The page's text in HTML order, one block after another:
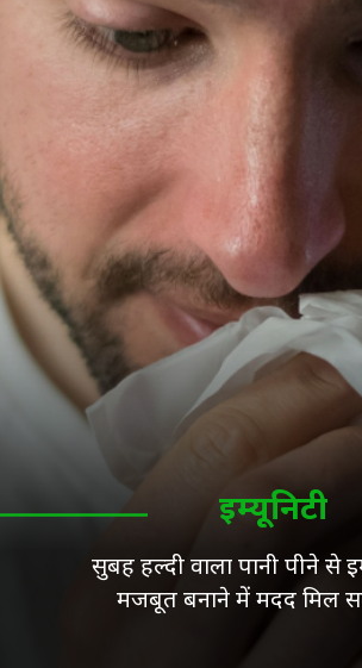
सुबह हल्दी वाला पानी पीने से
मजबूत बनाने में मदद मिल
इम्यूनिटी